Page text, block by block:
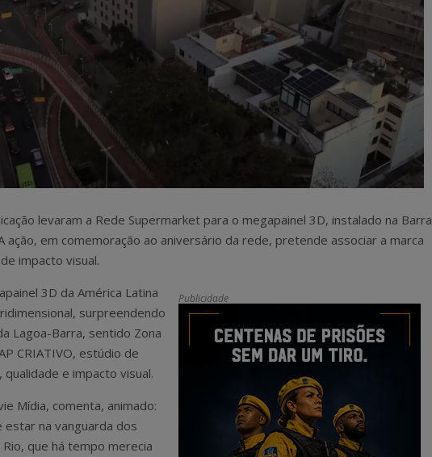
levaram a Rede Supermarket para o megapainel 3D, instalado na Barra
ação, em comemoração ao aniversário da rede, pretende associar a marca
impacto visual.
Publicidade
3D da América Latina
surpreendendo
Lagoa-Barra, sentido Zona
CRIATIVO, estúdio de
e impacto visual.
Mídia, comenta, animado:
estar na vanguarda dos
que há tempo merecia